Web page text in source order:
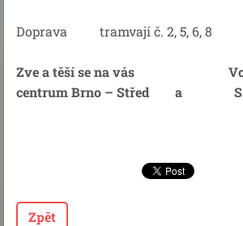
Doprava tramvají č. 2, 5, 6, 8
Zve a těší se na vás
centrum Brno – Střed a
Zpět